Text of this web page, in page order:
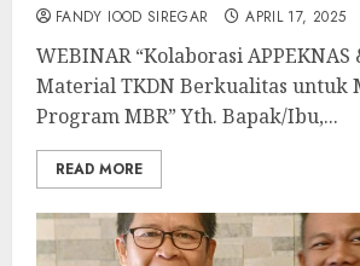
FANDY IOOD SIREGAR APRIL 17, 2025
WEBINAR “Kolaborasi APPEKNAS
Material TKDN Berkualitas untuk
Program MBR” Yth. Bapak/Ibu,...
READ MORE